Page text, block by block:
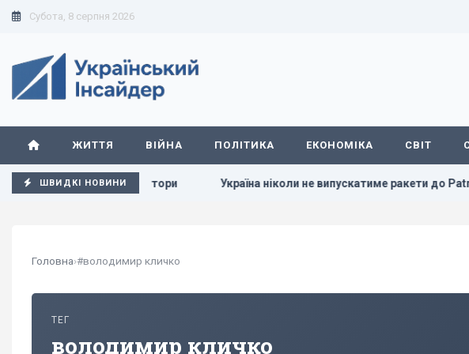
Субота, 8 серпня 2026
ЖИТТЯ ВІЙНА ПОЛІТИКА ЕКОНОМІКА СВІТ
ШВИДКІ НОВИНИ
24 серпня, - монітори Україна ніколи не випускатиме ракети до Patriot:
Головна›#володимир кличко
ТЕГ
володимир кличко